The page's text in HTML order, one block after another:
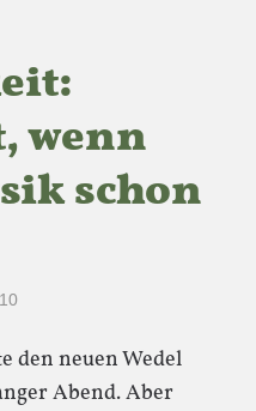
wenn
schon
den neuen Wedel
Abend. Aber